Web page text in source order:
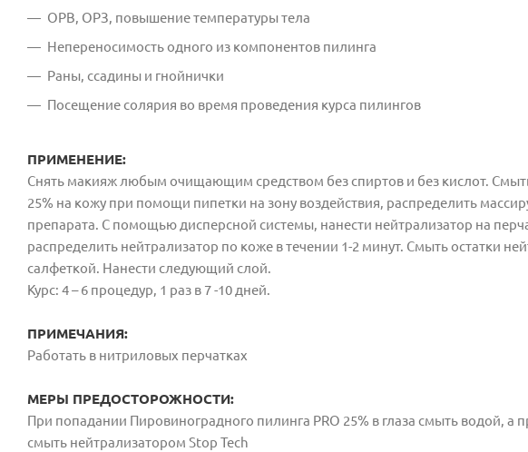
ОРВ, ОРЗ, повышение температуры тела
Непереносимость одного из компонентов пилинга
Раны, ссадины и гнойнички
Посещение солярия во время проведения курса пилингов
ПРИМЕНЕНИЕ:
Снять макияж любым очищающим средством без спиртов и без кислот.
25% на кожу при помощи пипетки на зону воздействия, распределить
препарата. С помощью дисперсной системы, нанести нейтрализатор на
распределить нейтрализатор по коже в течении 1-2 минут. Смыть остатки
салфеткой. Нанести следующий слой.
Курс: 4 – 6 процедур, 1 раз в 7 -10 дней.
ПРИМЕЧАНИЯ:
Работать в нитриловых перчатках
МЕРЫ ПРЕДОСТОРОЖНОСТИ:
При попадании Пировиноградного пилинга PRO 25% в глаза смыть водой,
смыть нейтрализатором Stop Tech